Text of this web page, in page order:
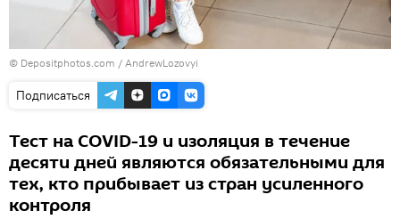
© Depositphotos.com / AndrewLozovyi
Подписаться
Тест на COVID-19 и изоляция в течение
десяти дней являются обязательными для
тех, кто прибывает из стран усиленного
контроля